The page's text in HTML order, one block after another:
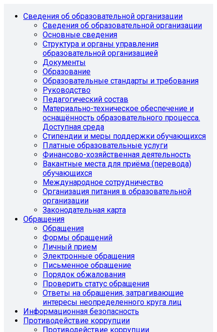
Сведения об образовательной организации
Сведения об образовательной организации
Основные сведения
Структура и органы управления
образовательной организацией
Документы
Образование
Образовательные стандарты и требования
Руководство
Педагогический состав
Материально-техническое обеспечение и
оснащённость образовательного процесса.
Доступная среда
Стипендии и меры поддержки обучающихся
Платные образовательные услуги
Финансово-хозяйственная деятельность
Вакантные места для приёма (перевода)
обучающихся
Международное сотрудничество
Организация питания в образовательной
организации
Законодательная карта
Обращения
Обращения
Формы обращений
Личный прием
Электронные обращения
Письменное обращение
Порядок обжалования
Проверить статус обращения
Ответы на обращения, затрагивающие
интересы неопределенного круга лиц
Информационная безопасность
Противодействие коррупции
Противодействие коррупции